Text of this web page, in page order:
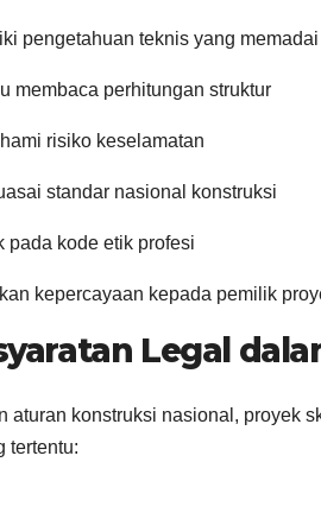
pengetahuan teknis yang memadai
membaca perhitungan struktur
risiko keselamatan
standar nasional konstruksi
pada kode etik profesi
kepercayaan kepada pemilik
Legal
aturan konstruksi nasional, proyek
tertentu: